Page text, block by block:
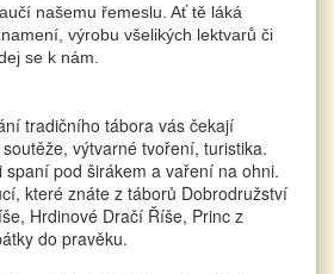
našemu řemeslu. Ať tě láká
výrobu všelikých lektvarů či
se k nám.
tradičního tábora vás čekají
výtvarné tvoření, turistika.
spaní pod širákem a vaření na ohni.
které znáte z táborů Dobrodružství
Hrdinové Dračí Říše, Princ z
do pravěku.